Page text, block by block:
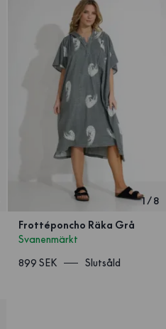
1/8
Frottéponcho Räka Grå
Svanenmärkt
899 SEK
Slutsåld